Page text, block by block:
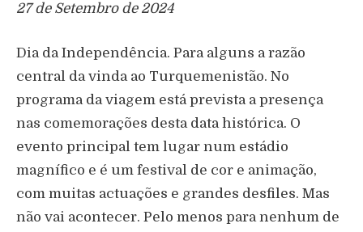
27 de Setembro de 2024
Dia da Independência. Para alguns a razão
central da vinda ao Turquemenistão. No
programa da viagem está prevista a presença
nas comemorações desta data histórica. O
evento principal tem lugar num estádio
magnífico e é um festival de cor e animação,
com muitas actuações e grandes desfiles. Mas
não vai acontecer. Pelo menos para nenhum de